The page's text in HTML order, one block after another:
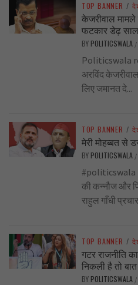
TOP BANNER /
केजरीवाल मामले
फटकार डेढ़
BY POLITICSWALA /
Politicswala
अरविंद
लिए जमानत दे...
TOP BANNER /
मेरी मोहब्बत से
BY POLITICSWALA /
#politicswala
की कन्नौज और
राहुल गाँधी
TOP BANNER /
गटर राजनीति
निकली है तो
BY POLITICSWALA /